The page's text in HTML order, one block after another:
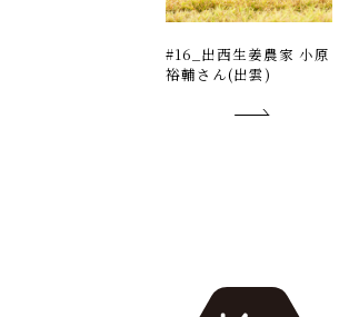
#16_出西生姜農家 小原
裕輔さん(出雲)